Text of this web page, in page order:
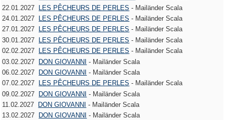
22.01.2027 LES PÊCHEURS DE PERLES - Mailänder Scala
24.01.2027
LES PÊCHEURS DE PERLES - Mailänder Scala
27.01.2027
LES PÊCHEURS DE PERLES - Mailänder Scala
30.01.2027
LES PÊCHEURS DE PERLES - Mailänder Scala
02.02.2027
LES PÊCHEURS DE PERLES - Mailänder Scala
03.02.2027 DON GIOVANNI - Mailänder Scala
06.02.2027
DON GIOVANNI - Mailänder Scala
07.02.2027
LES PÊCHEURS DE PERLES - Mailänder Scala
09.02.2027 DON GIOVANNI - Mailänder Scala
11.02.2027
DON GIOVANNI - Mailänder Scala
13.02.2027
DON GIOVANNI - Mailänder Scala